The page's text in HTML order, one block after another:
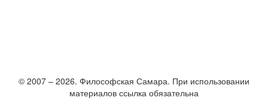
© 2007 – 2026. Философская Самара. При использовании
материалов ссылка обязательна